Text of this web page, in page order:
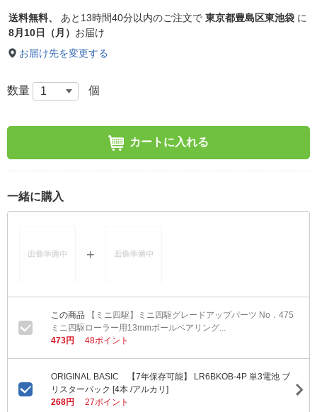
送料無料、 あと 13時間40分以内のご注文で 東京都豊島区東池袋 に
8月10日（月） お届け
お届け先を変更する
数量 個
カートに入れる
一緒に購入
【ミニ四駆】ミニ四駆グレードアップパーツ No．475
ミニ四駆ローラー用13mmボールベアリング...
473円
48ポイント
ORIGINAL BASIC 【7年保存可能】 LR6BKOB-4P 単3電池 ブ
リスターパック [4本 /アルカリ]
268円
27ポイント